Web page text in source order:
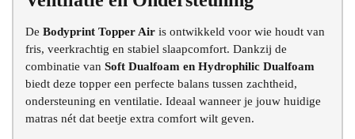
De Bodyprint Topper Air is ontwikkeld voor wie houdt van
fris, veerkrachtig en stabiel slaapcomfort. Dankzij de
combinatie van Soft Dualfoam en Hydrophilic Dualfoam
biedt deze topper een perfecte balans tussen zachtheid,
ondersteuning en ventilatie. Ideaal wanneer je jouw huidige
matras nét dat beetje extra comfort wilt geven.